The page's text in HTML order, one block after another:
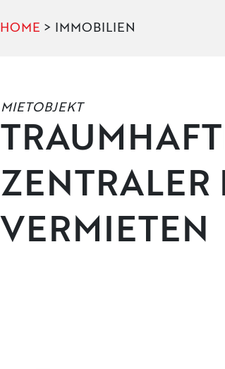
HOME > IMMOBILIEN
MIETOBJEKT
ZENTRALER
VERMIETEN